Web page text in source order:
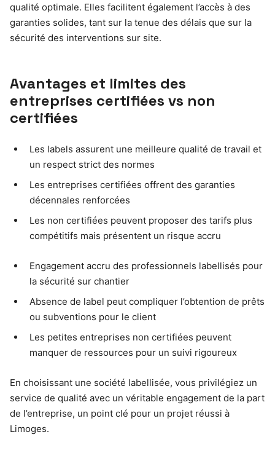
qualité optimale. Elles facilitent également l’accès à des
garanties solides, tant sur la tenue des délais que sur la
sécurité des interventions sur site.
Avantages et limites des
entreprises certifiées vs non
certifiées
Les labels assurent une meilleure qualité de travail et
un respect strict des normes
Les entreprises certifiées offrent des garanties
décennales renforcées
Les non certifiées peuvent proposer des tarifs plus
compétitifs mais présentent un risque accru
Engagement accru des professionnels labellisés pour
la sécurité sur chantier
Absence de label peut compliquer l’obtention de prêts
ou subventions pour le client
Les petites entreprises non certifiées peuvent
manquer de ressources pour un suivi rigoureux
En choisissant une société labellisée, vous privilégiez un
service de qualité avec un véritable engagement de la part
de l’entreprise, un point clé pour un projet réussi à
Limoges.